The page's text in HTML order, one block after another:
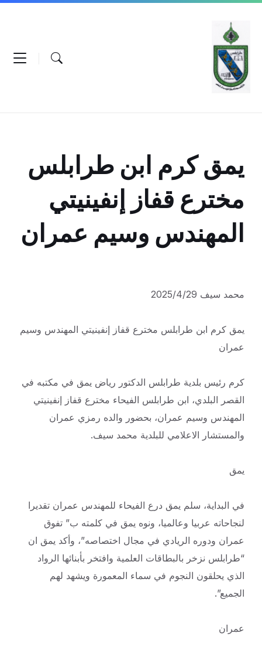
Skip
content
Skip
navigation
Skip
يمق كرم ابن طرابلس
مخترع قفاز إنفينيتي
المهندس وسيم عمران
محمد سيف 2025/4/29
يمق كرم ابن طرابلس مخترع قفاز إنفينيتي المهندس وسيم
عمران
كرم رئيس بلدية طرابلس الدكتور رياض يمق في مكتبه في
القصر البلدي، ابن طرابلس الفيحاء مخترع قفاز إنفينيتي
المهندس وسيم عمران، بحضور والده رمزي عمران
والمستشار الاعلامي للبلدية محمد سيف.
يمق
في البداية، سلم يمق درع الفيحاء للمهندس عمران تقديرا
لنجاحاته عربيا وعالميا، ونوه يمق في كلمته ب” تفوق
عمران ودوره الريادي في مجال اختصاصه”، وأكد يمق ان
“طرابلس نزخر بالبطاقات العلمية وافتخر بأبنائها الرواد
الذي يحلقون النجوم في سماء المعمورة ويشهد لهم
الجميع”.
عمران